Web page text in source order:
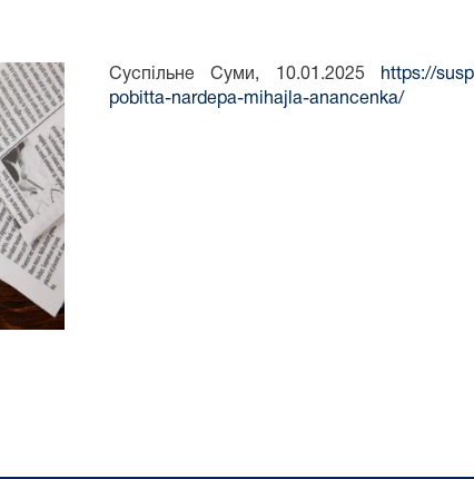
Суспільне Суми, 10.01.2025
https://
pobitta-nardepa-mihajla-anancenka/